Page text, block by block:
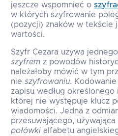
jeszcze wspomnieć o
w których szyfrowanie
(pozycji) znaków w tekście
wartości.
Szyfr Cezara używa
szyfrem z powodów
należałoby mówić w tym
nieszyfrowaniu.
zapisu według
której nie występuje klucz
wiadomości. Jedna z
przesuwającego, używająca
połówki alfabetu